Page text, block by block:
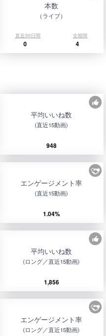
本数
（ライブ）
直近30日間 全期間
0 4
平均いいね数
(直近15動画)
948
エンゲージメント率
(直近15動画)
1.04%
平均いいね数
(ロング／直近15動画)
1,856
エンゲージメント率
(ロング／直近15動画)